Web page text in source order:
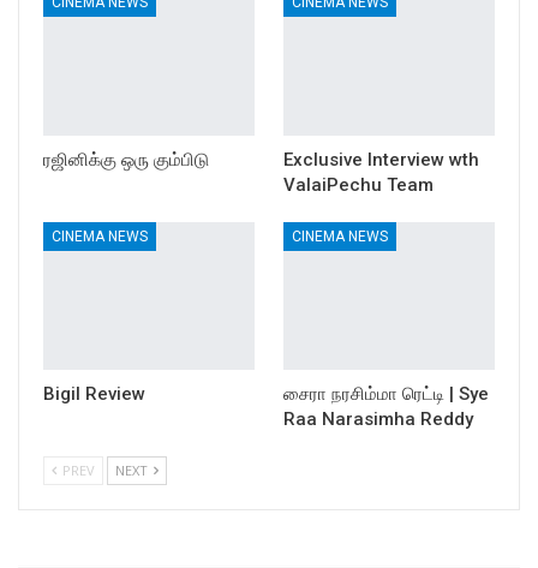
ரஜினிக்கு ஒரு கும்பிடு
Exclusive Interview wth
ValaiPechu Team
CINEMA NEWS
Bigil Review
CINEMA NEWS
சைரா நரசிம்மா ரெட்டி | Sye
Raa Narasimha Reddy
PREV NEXT